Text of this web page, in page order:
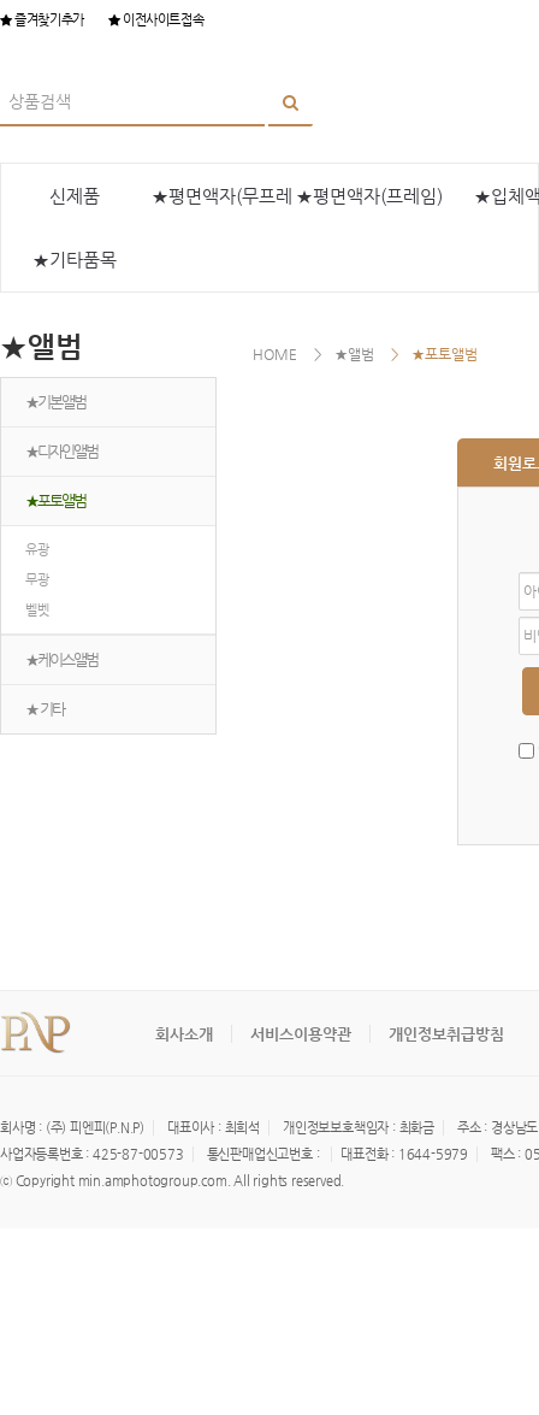
즐겨찾기추가 이전사이트접속
신제품 ★평면액자(무프레 ★평면액자(프레임) ★입체
★기타품목
★앨범
★기본앨범
★디자인앨범
★포토앨범
유광
무광
벨벳
★케이스앨범
★ 기타
HOME ★앨범 ★포토앨범
회원
디
번
회사소개 서비스이용약관 개인정보취급방침
회사명 : (주) 피엔피(P.N.P) 대표이사 : 최희석 개인정보보호책임자 : 최화금
주소 : 경상남
사업자등록번호 : 425-87-00573
통신판매업신고번호 : 대표전화 : 1644-5979
팩스 :
ⓒ Copyright min.amphotogroup.com. All rights reserved.